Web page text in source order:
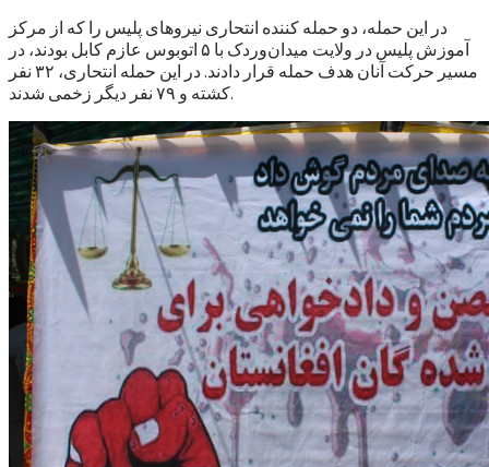
در این حمله، دو حمله کننده انتحاری نیروهای پلیس را که از مرکز
آموزش پلیس در ولایت میدان‌وردک با ۵ اتوبوس عازم کابل بودند، در
مسیر حرکت آنان هدف حمله قرار دادند. در این حمله انتحاری، ۳۲ نفر
کشته و ۷۹ نفر دیگر زخمی شدند.